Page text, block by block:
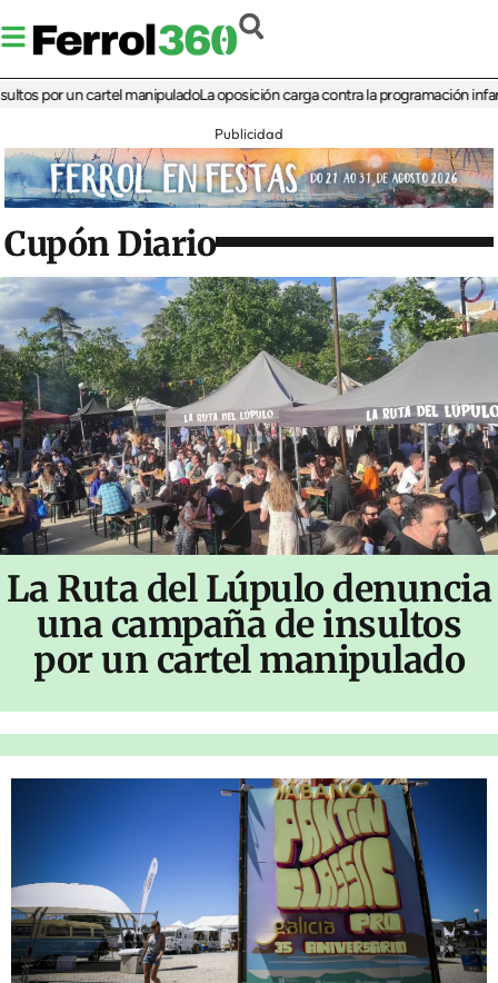
un cartel manipuladoLa oposición carga contra la programación infantil de
Publicidad
Cupón Diario
La Ruta del Lúpulo denuncia
una campaña de insultos
por un cartel manipulado